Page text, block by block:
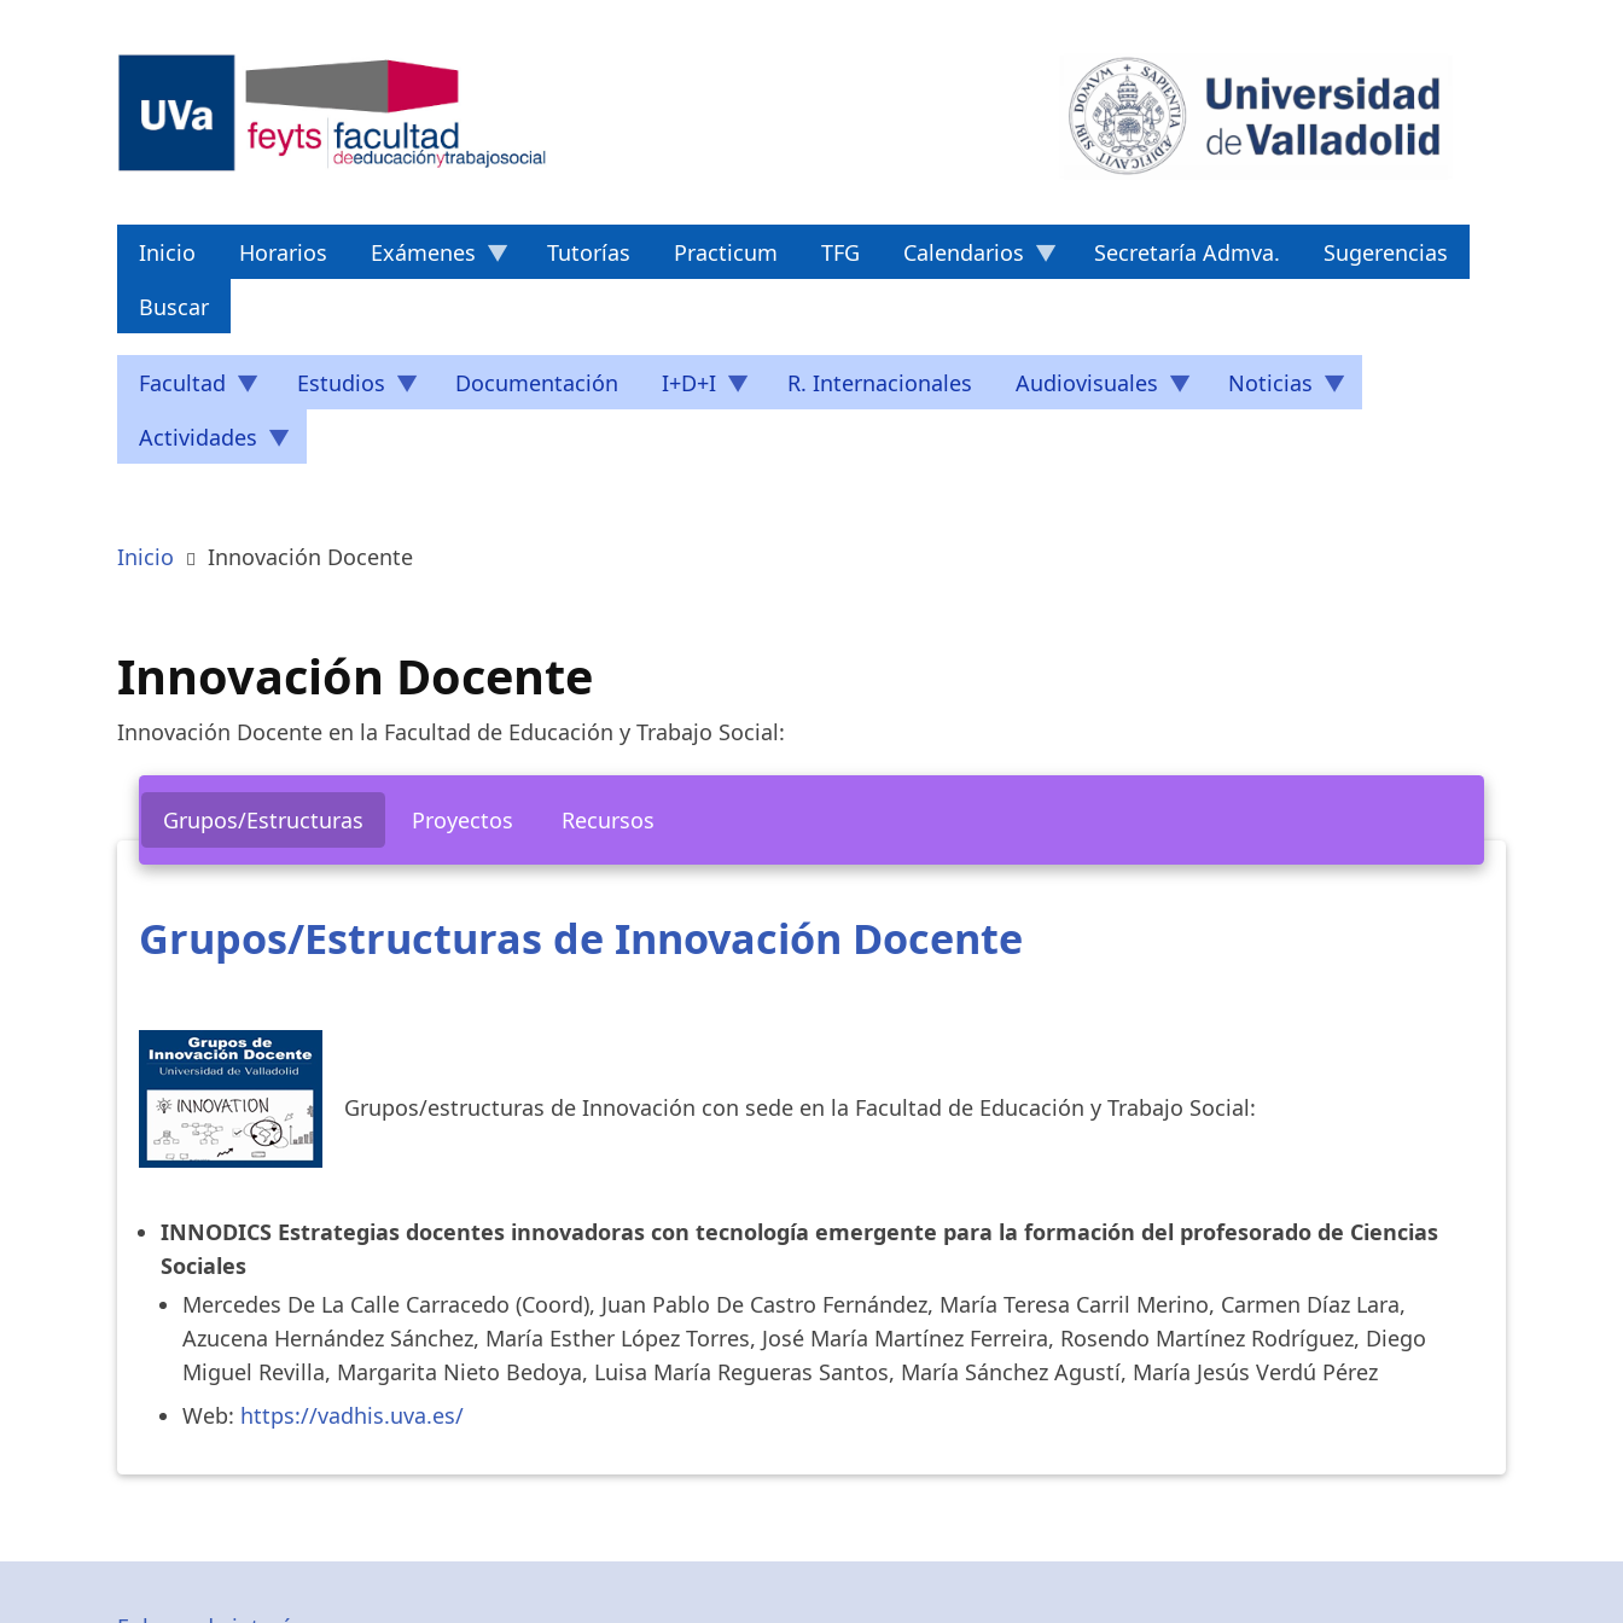
Inicio Horarios Exámenes Tutorías Practicum TFG Calendarios Secretaría Admva.
Sugerencias
Buscar
Facultad Estudios Documentación I+D+I R. Internacionales Audiovisuales
Noticias
Actividades
Inicio Innovación Docente
Innovación Docente
Innovación Docente en la Facultad de Educación y Trabajo Social:
Grupos/Estructuras Proyectos Recursos
Grupos/Estructuras de Innovación Docente
Grupos/estructuras de Innovación con sede en la Facultad de Educación y Trabajo Social:
INNODICS Estrategias docentes innovadoras con tecnología emergente para la formación del profesorado de Ciencias
Sociales
Mercedes De La Calle Carracedo (Coord), Juan Pablo De Castro Fernández, María Teresa Carril Merino, Carmen Díaz Lara,
Azucena Hernández Sánchez, María Esther López Torres, José María Martínez Ferreira, Rosendo Martínez Rodríguez, Diego
Miguel Revilla, Margarita Nieto Bedoya, Luisa María Regueras Santos, María Sánchez Agustí, María Jesús Verdú Pérez
Web: https://vadhis.uva.es/